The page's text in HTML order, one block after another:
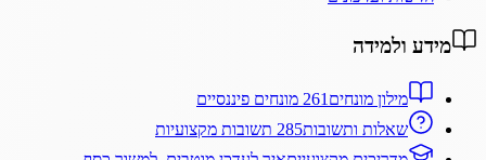
מידע ולמידה
מילון מונחים 261 מונחים פיננסיים
שאלות ותשובות285 תשובות מקצועיות